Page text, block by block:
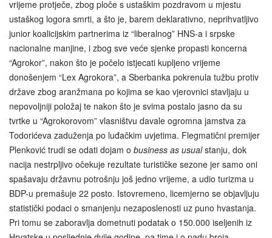
vrijeme protječe, zbog ploče s ustaškim pozdravom u mjestu
ustaškog logora smrti, a što je, barem deklarativno, neprihvatljivo
junior koalicijskim partnerima iz “liberalnog” HNS-a i srpske
nacionalne manjine, i zbog sve veće sjenke propasti koncerna
“Agrokor”, nakon što je počelo istjecati kupljeno vrijeme
donošenjem “Lex Agrokora”, a Sberbanka pokrenula tužbu protiv
države zbog aranžmana po kojima se kao vjerovnici stavljaju u
nepovoljniji položaj te nakon što je svima postalo jasno da su
tvrtke u “Agrokorovom” vlasništvu davale ogromna jamstva za
Todorićeva zaduženja po luđačkim uvjetima. Flegmatični premijer
Plenković trudi se odati dojam o business as usualstanju, dok
nacija nestrpljivo očekuje rezultate turističke sezone jer samo oni
spašavaju državnu potrošnju još jedno vrijeme, a udio turizma u
BDP-u premašuje 22 posto. Istovremeno, licemjerno se objavljuju
statistički podaci o smanjenju nezaposlenosti uz puno hvastanja.
Pri tomu se zaboravlja dometnuti podatak o 150.000 iseljenih iz